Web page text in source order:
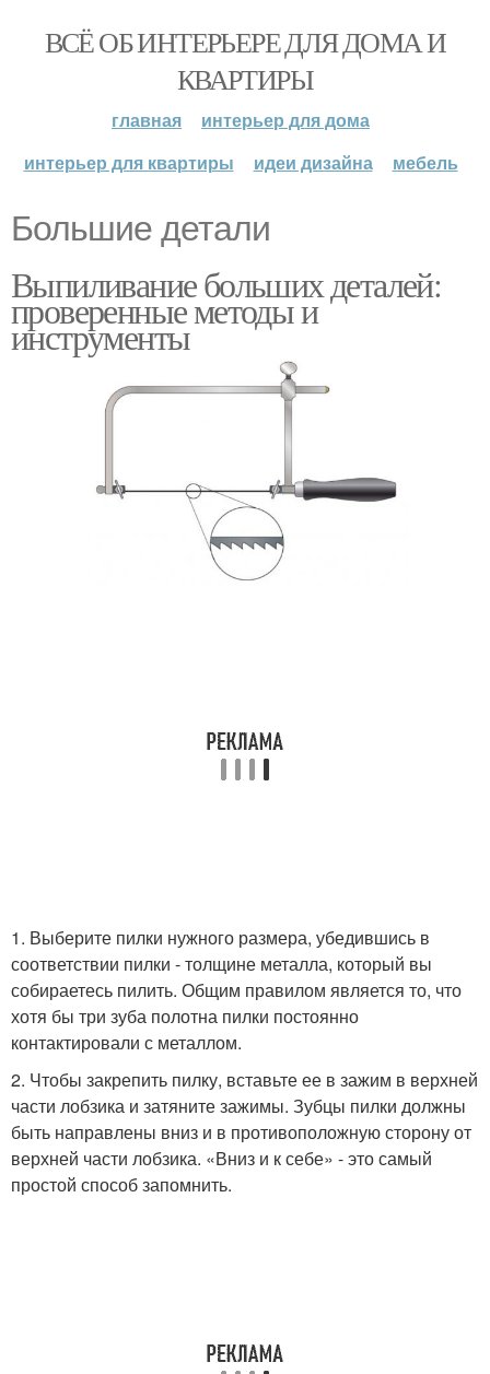
ВСЁ ОБ ИНТЕРЬЕРЕ ДЛЯ ДОМА И
КВАРТИРЫ
главная
интерьер для дома
интерьер для квартиры
идеи дизайна мебель
Большие детали
Выпиливание больших деталей:
проверенные методы и
инструменты
1. Выберите пилки нужного размера, убедившись в
соответствии пилки - толщине металла, который вы
собираетесь пилить. Общим правилом является то, что
хотя бы три зуба полотна пилки постоянно
контактировали с металлом.
2. Чтобы закрепить пилку, вставьте ее в зажим в верхней
части лобзика и затяните зажимы. Зубцы пилки должны
быть направлены вниз и в противоположную сторону от
верхней части лобзика. «Вниз и к себе» - это самый
простой способ запомнить.